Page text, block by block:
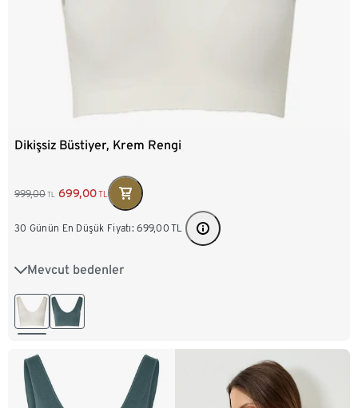
Dikişsiz Büstiyer, Krem Rengi
999,00 TL 699,00TL
30 Günün En Düşük Fiyatı: 699,00 TL
Mevcut bedenler
XS 32/34 S 36/38